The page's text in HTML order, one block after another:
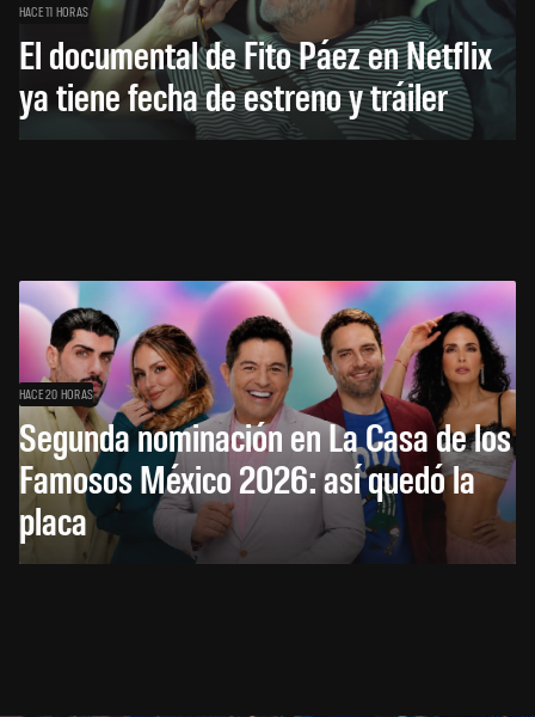
HACE 11 HORAS
El documental de Fito Páez en Netflix
ya tiene fecha de estreno y tráiler
HACE 20 HORAS
Segunda nominación en La Casa de los
Famosos México 2026: así quedó la
placa